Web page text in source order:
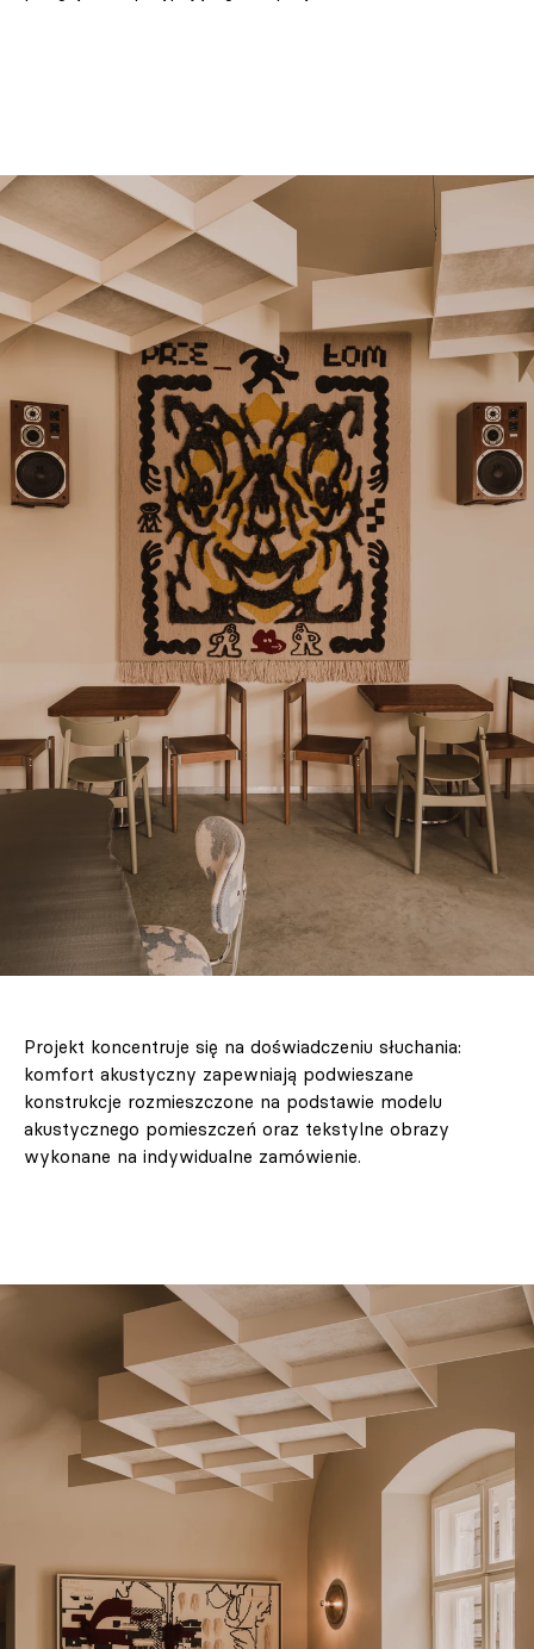
Projekt koncentruje się na doświadczeniu słuchania:
komfort akustyczny zapewniają podwieszane
konstrukcje rozmieszczone na podstawie modelu
akustycznego pomieszczeń oraz tekstylne obrazy
wykonane na indywidualne zamówienie.